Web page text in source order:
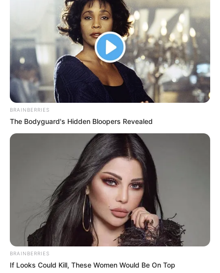
12ราศี คืนดีกับแฟนเก่า ลมพัดหวน แฟนเก่า
นักเขียน
อิสฺวาสุ
เชื่อในสิ่งที่เฮ็ด เฮ็ดในสิ่งที่เชื่อ
เนื้อหาที่ได้รับการโปรโมต
BRAINBERRIES
The Bodyguard's Hidden Bloopers Revealed
BRAINBERRIES
If Looks Could Kill, These Women Would Be On Top